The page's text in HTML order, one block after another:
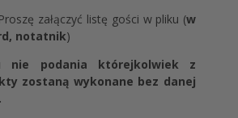
Proszę załączyć listę gości w pliku (w
notatnik)
nie podania którejkolwiek z
zostaną wykonane bez danej